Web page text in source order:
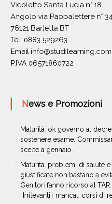
Vicoletto Santa Lucia n° 18,
Angolo via Pappalettere n°
76121 Barletta BT
Tel. 0883 529263
Email info@studilearning.com
P.IVA 06571860722
News e Promozioni
Maturità, ok governo al
sostenere esame.
scelte a gennaio.
Maturità, problemi di salute
giustificate non bastano a
Genitori fanno ricorso al
“Irrilevanti i mancati corsi di